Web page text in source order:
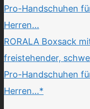
RORALA Boxsack
freistehender,
Pro-Handschuhen
Herren...*